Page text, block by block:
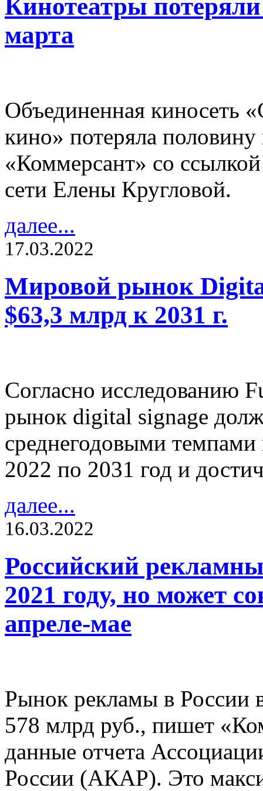
Кинотеатры
марта
Объединенная киносеть
кино» потеряла
«Коммерсант» со
сети Елены Кругловой.
далее...
17.03.2022
Мировой рынок
$63,3 млрд к 2031 г.
Согласно исследованию
рынок digital signage
среднегодовыми
2022 по 2031 год и
далее...
16.03.2022
Российский
2021 году, но может
апреле-мае
Рынок рекламы в России
578 млрд руб., пишет
данные отчета
России (АКАР). Это